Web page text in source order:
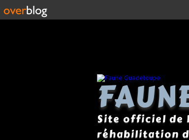
Site officiel de
réhabilitation